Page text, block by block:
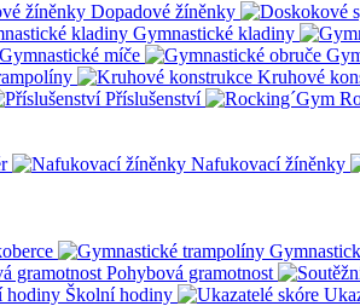
Dopadové žíněnky
Gymnastické kladiny
Gymnastické míče
Kruhové
Příslušenství
Nafukovací žíněnky
Pohybová gramotnost
Školní hodiny